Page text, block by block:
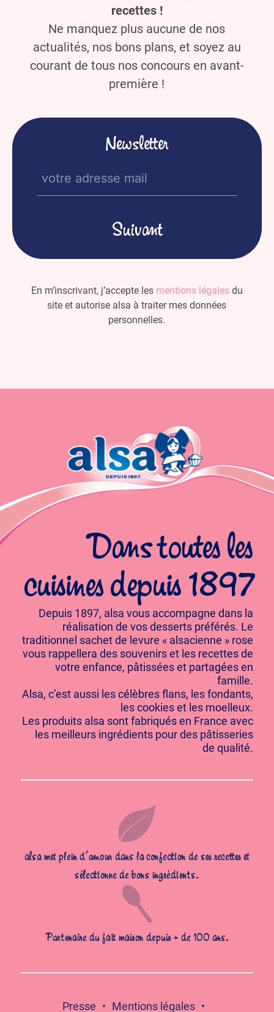
recettes !
Ne manquez plus aucune de nos
actualités, nos bons plans, et soyez au
courant de tous nos concours en avant-
première !
Newsletter
E-
mail
En m’inscrivant, j’accepte les mentions légalesdu
site et autorise alsa à traiter mes données
personnelles.
alsa met plein d’amour dans la confection de ses recettes et
sélectionne de bons ingrédients.
Partenaire du fait maison depuis + de 100 ans.
Dans toutes les
cuisines depuis 1897
Depuis 1897, alsa vous accompagne dans la
réalisation de vos desserts préférés. Le
traditionnel sachet de levure « alsacienne » rose
vous rappellera des souvenirs et les recettes de
votre enfance, pâtissées et partagées en
famille.
Alsa, c’est aussi les célèbres flans, les fondants,
les cookies et les moelleux.
Les produits alsa sont fabriqués en France avec
les meilleurs ingrédients pour des pâtisseries
de qualité.
Presse Mentions légales